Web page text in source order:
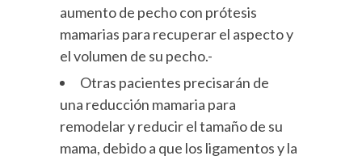
aumento de pechocon prótesis
mamarias para recuperar el aspecto y
el volumen de su pecho.-
Otras pacientes precisarán de
una reducción mamaria para
remodelar y reducir el tamaño de su
mama, debido a que los ligamentos y la